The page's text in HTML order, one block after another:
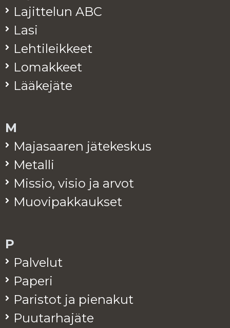
La­jit­te­lun ABC
Lasi
Leh­ti­leik­keet
Lo­mak­keet
Lää­ke­jä­te
M
Ma­ja­saa­ren jä­te­kes­kus
Me­tal­li
Mis­sio, visio ja arvot
Muo­vi­pak­kauk­set
P
Pal­ve­lut
Pa­pe­ri
Pa­ris­tot ja pie­na­kut
Puu­tar­ha­jä­te